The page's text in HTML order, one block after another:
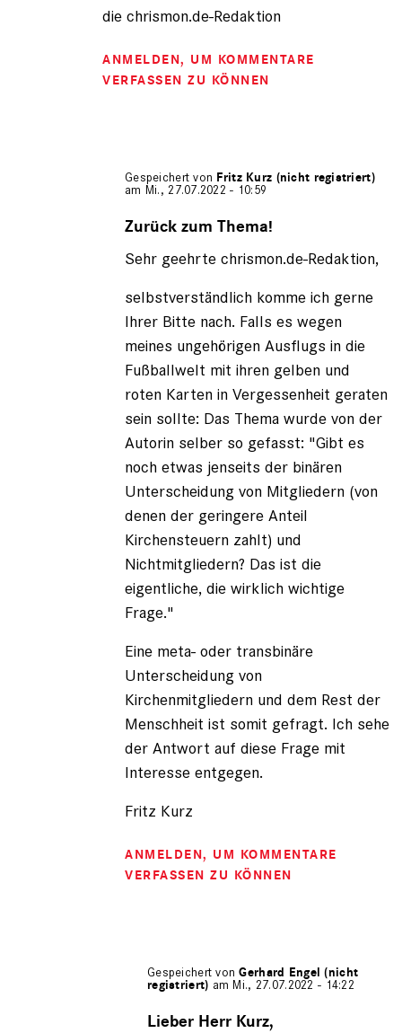
die chrismon.de-Redaktion
ANMELDEN, UM KOMMENTARE
VERFASSEN ZU KÖNNEN
Gespeichert von Fritz Kurz (nicht registriert)
am Mi., 27.07.2022 - 10:59
auf
Michael
Zurück zum Thema!
Sehr geehrte chrismon.de-Redaktion,
selbstverständlich komme ich gerne
Ihrer Bitte nach. Falls es wegen
meines ungehörigen Ausflugs in die
Fußballwelt mit ihren gelben und
roten Karten in Vergessenheit geraten
sein sollte: Das Thema wurde von der
Autorin selber so gefasst: "Gibt es
noch etwas jenseits der binären
Unterscheidung von Mitgliedern (von
denen der geringere Anteil
Kirchensteuern zahlt) und
Nichtmitgliedern? Das ist die
eigentliche, die wirklich wichtige
Frage."
Eine meta- oder transbinäre
Unterscheidung von
Kirchenmitgliedern und dem Rest der
Menschheit ist somit gefragt. Ich sehe
der Antwort auf diese Frage mit
Interesse entgegen.
Fritz Kurz
ANMELDEN, UM KOMMENTARE
VERFASSEN ZU KÖNNEN
Gespeichert vonGerhard Engel (nicht
registriert) am Mi., 27.07.2022 - 14:22
auf
Lieber Herr Kurz,